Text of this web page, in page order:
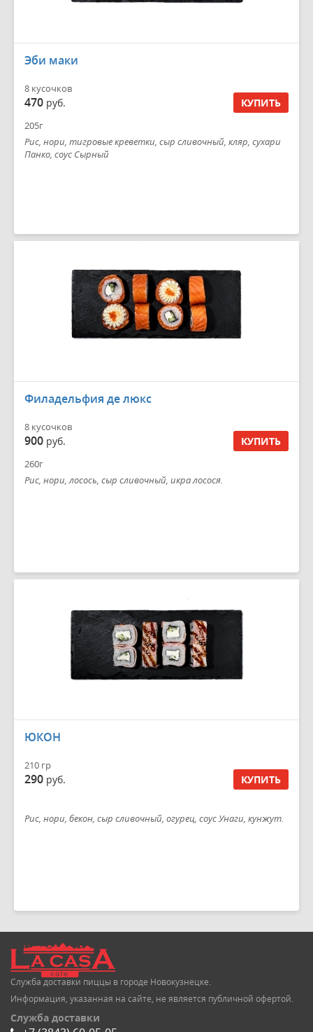
Эби маки
8 кусочков
470 руб. КУПИТЬ
205г
Рис, нори, тигровые креветки, сыр сливочный, кляр, сухари
Панко, соус Сырный
Филадельфия де люкс
8 кусочков
900 руб. КУПИТЬ
260г
Рис, нори, лосось, сыр сливочный, икра лосося.
ЮКОН
210 гр
290 руб. КУПИТЬ
Рис, нори, бекон, сыр сливочный, огурец, соус Унаги, кунжут.
Служба доставки пиццы в городе Новокузнецке.
Информация, указанная на сайте, не является публичной офертой.
Служба доставки